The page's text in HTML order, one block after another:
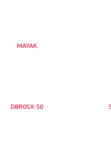
MAYAK
DBR0SX-50